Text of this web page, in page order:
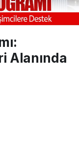
Alanında